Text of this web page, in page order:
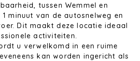
tussen Wemmel en
minuut van de autosnelweg en
Dit maakt deze locatie ideaal
activiteiten.
u verwelkomd in een ruime
kan worden ingericht als